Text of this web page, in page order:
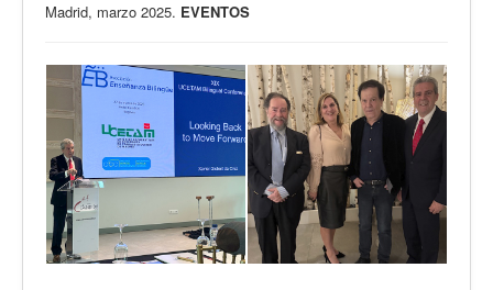
Madrid, marzo 2025. EVENTOS